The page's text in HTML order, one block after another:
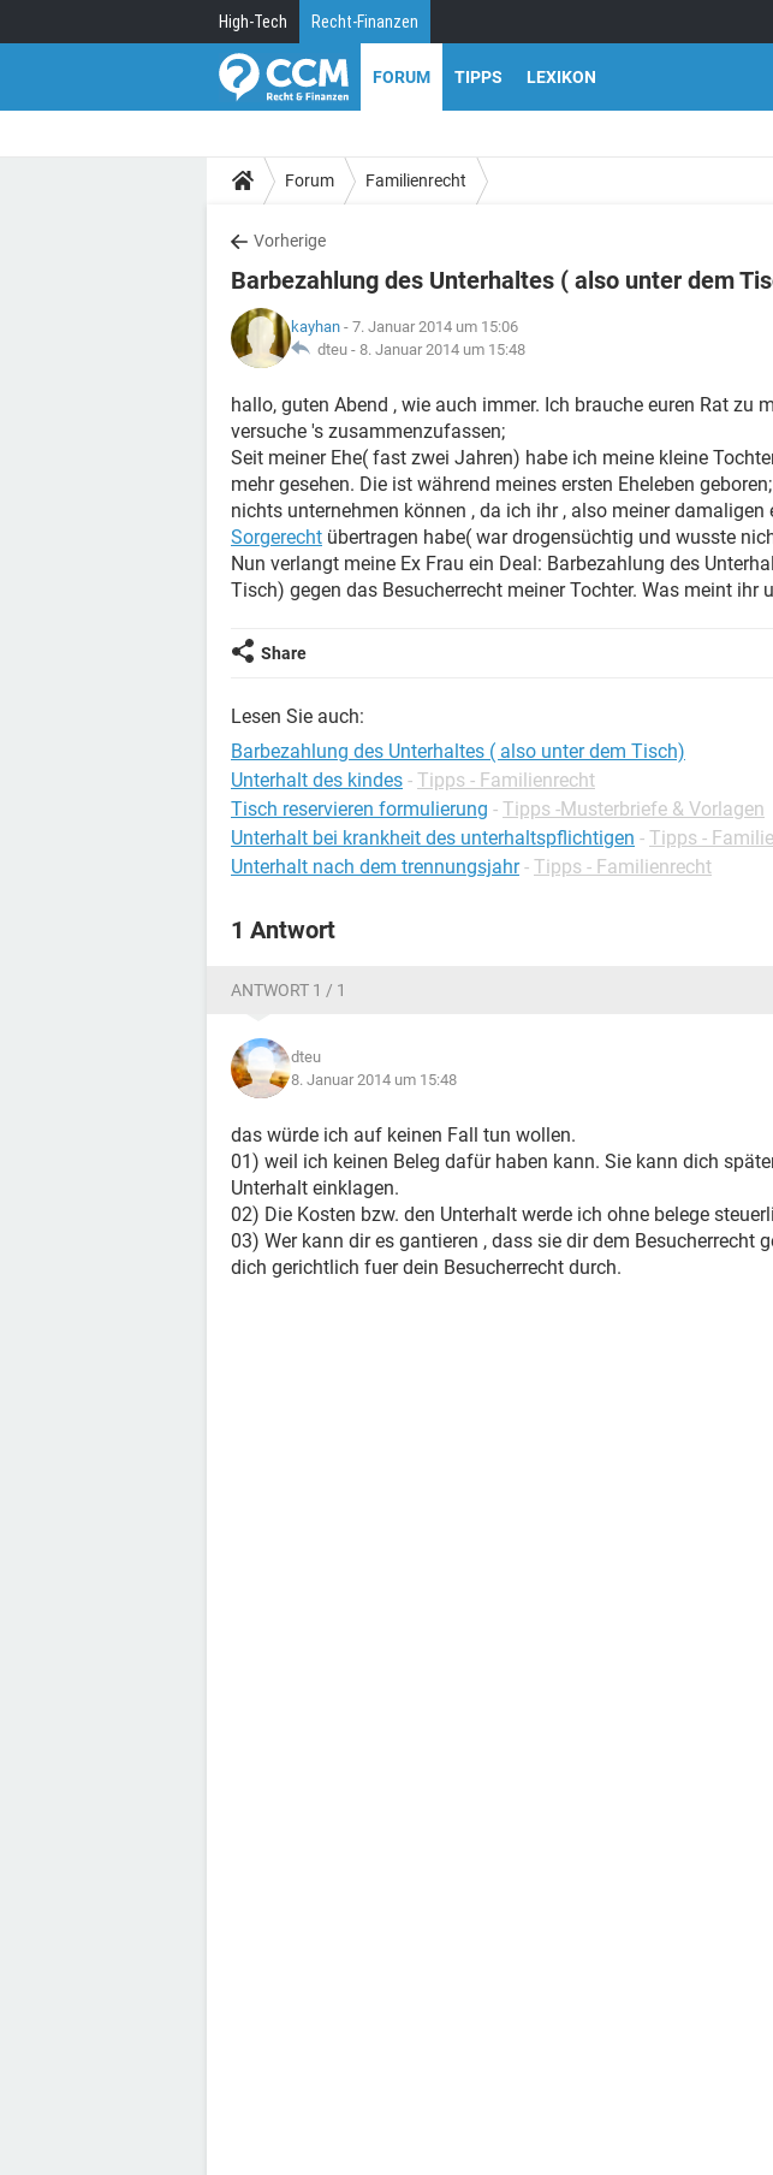
High-Tech Recht-Finanzen
FORUM TIPPS LEXIKON
Forum Familienrecht
Vorherige
Barbezahlung des Unterhaltes ( also unter dem
kayhan - 7. Januar 2014 um 15:06
dteu - 8. Januar 2014 um 15:48
hallo, guten Abend , wie auch immer. Ich brauche euren Rat zu
versuche 's zusammenzufassen;
Seit meiner Ehe( fast zwei Jahren) habe ich meine kleine
mehr gesehen. Die ist während meines ersten Eheleben
nichts unternehmen können , da ich ihr , also meiner damaligen
Sorgerecht übertragen habe( war drogensüchtig und wusste
Nun verlangt meine Ex Frau ein Deal: Barbezahlung des
Tisch) gegen das Besucherrecht meiner Tochter. Was meint ihr
Share
Lesen Sie auch:
Barbezahlung des Unterhaltes ( also unter dem Tisch)
Unterhalt des kindes - Tipps - Familienrecht
Tisch reservieren formulierung - Tipps -Musterbriefe & Vorlagen
Unterhalt bei krankheit des unterhaltspflichtigen - Tipps -
Unterhalt nach dem trennungsjahr - Tipps - Familienrecht
1 Antwort
ANTWORT 1 / 1
dteu
8. Januar 2014 um 15:48
das würde ich auf keinen Fall tun wollen.
01) weil ich keinen Beleg dafür haben kann. Sie kann dich
Unterhalt einklagen.
02) Die Kosten bzw. den Unterhalt werde ich ohne belege
03) Wer kann dir es gantieren , dass sie dir dem Besucherrecht
dich gerichtlich fuer dein Besucherrecht durch.